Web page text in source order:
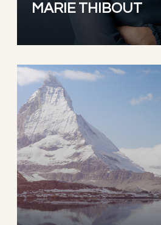
MARIE THIBOUT